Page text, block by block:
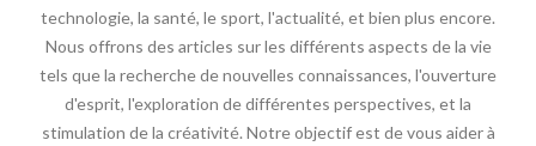
technologie, la santé, le sport, l'actualité, et bien plus encore.
Nous offrons des articles sur les différents aspects de la vie
tels que la recherche de nouvelles connaissances, l'ouverture
d'esprit, l'exploration de différentes perspectives, et la
stimulation de la créativité. Notre objectif est de vous aider à